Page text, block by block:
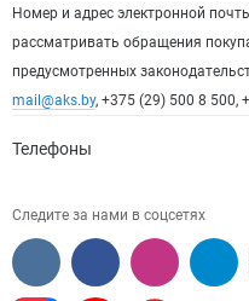
Номер и адрес электронной
рассматривать обращения
предусмотренных
mail@aks.by, +375 (29) 500 8 500,
Телефоны
Следите за нами в соцсетях